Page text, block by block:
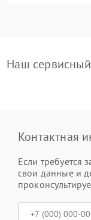
Наш
Контактная
Если требуется
свои данные и